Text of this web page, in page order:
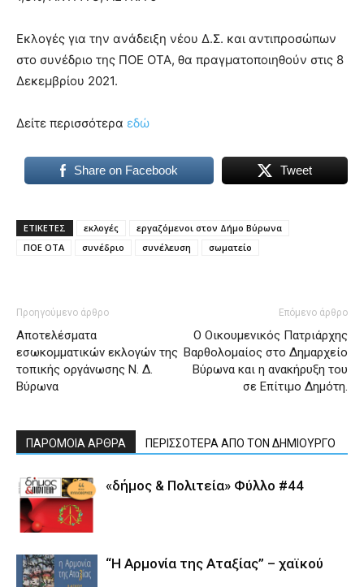
Εκλογές για την ανάδειξη νέου Δ.Σ. και αντιπροσώπων
στο συνέδριο της ΠΟΕ ΟΤΑ, θα πραγματοποιηθούν στις 8
Δεκεμβρίου 2021.
Δείτε περισσότερα εδώ
Share on Facebook Tweet
ΕΤΙΚΕΤΕΣ εκλογές
εργαζόμενοι στον Δήμο Βύρωνα
ΠΟΕ ΟΤΑ
συνέδριο συνέλευση σωματείο
Προηγούμενο άρθρο
Αποτελέσματα
εσωκομματικών εκλογών της
τοπικής οργάνωσης Ν. Δ.
Βύρωνα
Επόμενο άρθρο
Ο Οικουμενικός Πατριάρχης
Βαρθολομαίος στο Δημαρχείο
Βύρωνα και η ανακήρυξη του
σε Επίτιμο Δημότη.
ΠΑΡΟΜΟΙΑ ΑΡΘΡΑ ΠΕΡΙΣΣΟΤΕΡΑ ΑΠΟ ΤΟΝ ΔΗΜΙΟΥΡΓΟ
«δήμος & Πολιτεία» Φύλλο #44
“Η Αρμονία της Αταξίας” – χαϊκού